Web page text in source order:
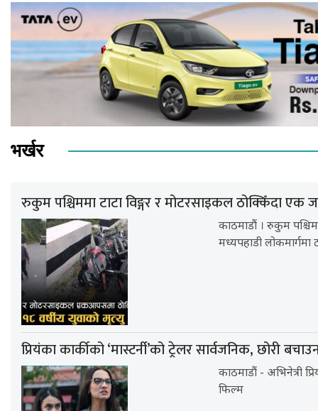
भर्खर
रुकुम पश्चिममा टाटा विङ्गर र मोटरसाइकल ठोक्किँदा एक
काठमाडौं । रुकुम
मध्यपहाडी लोकमार्गमा
प्रियंका कार्कीको ‘मास्टर्नी’को ट्रेलर सार्वजनिक, छोरी
काठमाडौं - अभिनेत्री
फिल्म